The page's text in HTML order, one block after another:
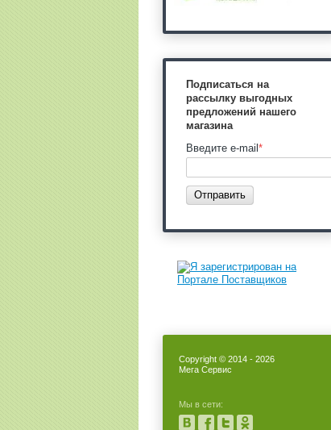
Подписаться на
рассылку выгодных
предложений нашего
магазина
Введите e-mail *
Отправить
Copyright © 2014 - 2026
Мега Сервис
Мы в сети: